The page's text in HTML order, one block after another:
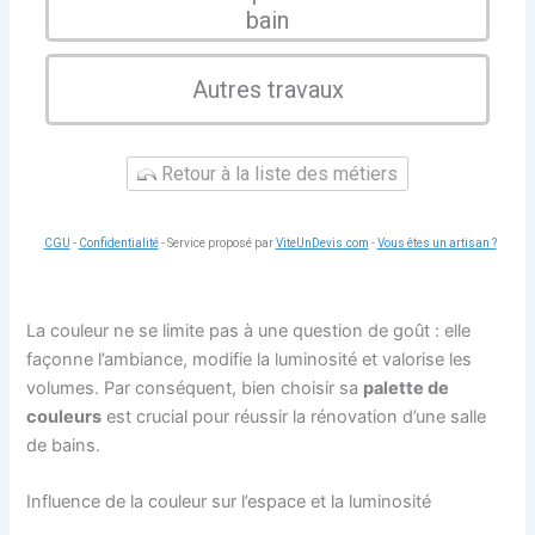
bain
Autres travaux
Retour à la liste des métiers
CGU - Confidentialité- Service proposé parViteUnDevis.com -Vous êtes un artisan ?
La couleur ne se limite pas à une question de goût : elle
façonne l’ambiance, modifie la luminosité et valorise les
volumes. Par conséquent, bien choisir sa palette de
couleurs est crucial pour réussir la rénovation d’une salle
de bains.
Influence de la couleur sur l’espace et la luminosité